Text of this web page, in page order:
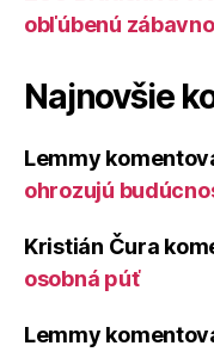
obľúbenú
Najnovšie
Lemmy
ohrozujú
Kristián Čura
osobná púť
Lemmy